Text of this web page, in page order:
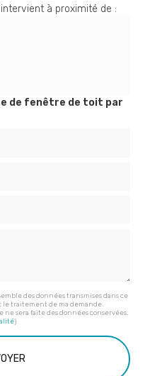
à proximité de :
de fenêtre de toit par
des données transmises dans ce
traitement de ma demande.
sera faite des données conservées.
)